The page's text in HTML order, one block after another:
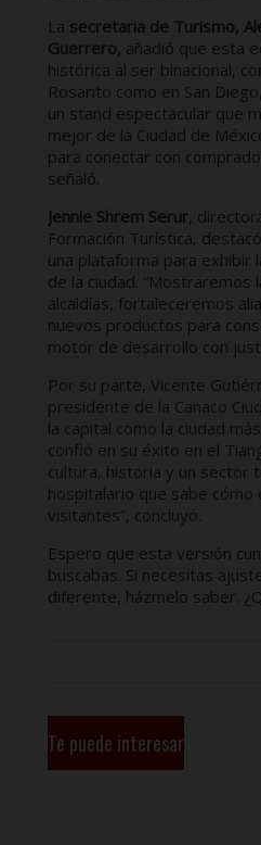
La secretaria de Turismo,
Guerrero, añadió que esta
histórica al ser binacional,
Rosarito como en San
un stand espectacular que
mejor de la Ciudad de
para conectar con
señaló.
Jennie Shrem Serur ,
Formación Turística,
una plataforma para exhibir
de la ciudad.
alcaldías, fortaleceremos
nuevos productos para
motor de desarrollo con
Por su parte, Vicente
presidente de la Canaco
la capital como la ciudad
confió en su éxito en el
cultura, historia y un sector
hospitalario que sabe cómo
visitantes”, concluyó.
Espero que esta versión
buscabas. Si necesitas
diferente, házmelo saber.
Te puede interesar